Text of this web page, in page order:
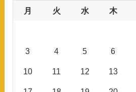
月 火 水 木
3 4 5 6
10 11 12 13